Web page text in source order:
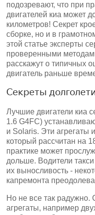
подозревают, что при
двигателей киа может
километров! Секрет
сборке, но и в
этой статье эксперты
проверенными
расскажут о типичных
двигатель раньше
Секреты
Лучшие двигатели киа
1.6 G4FC)
и Solaris. Эти
который рассчитан на
практике может
дольше. Водители
их выносливость -
капремонта
Но не все так
агрегаты, например